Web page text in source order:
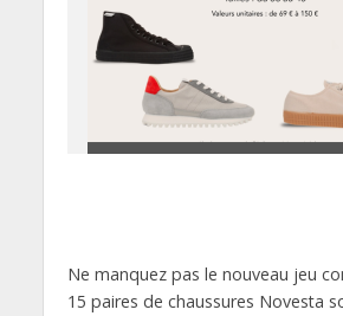
Ne manquez pas le nouveau jeu
15 paires de chaussures Novesta